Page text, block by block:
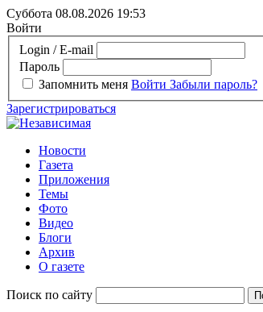
Суббота 08.08.2026 19:53
Войти
Login / E-mail
Пароль
Запомнить меня Войти Забыли пароль?
Зарегистрироваться
Новости
Газета
Приложения
Темы
Фото
Видео
Блоги
Архив
О газете
Поиск по сайту